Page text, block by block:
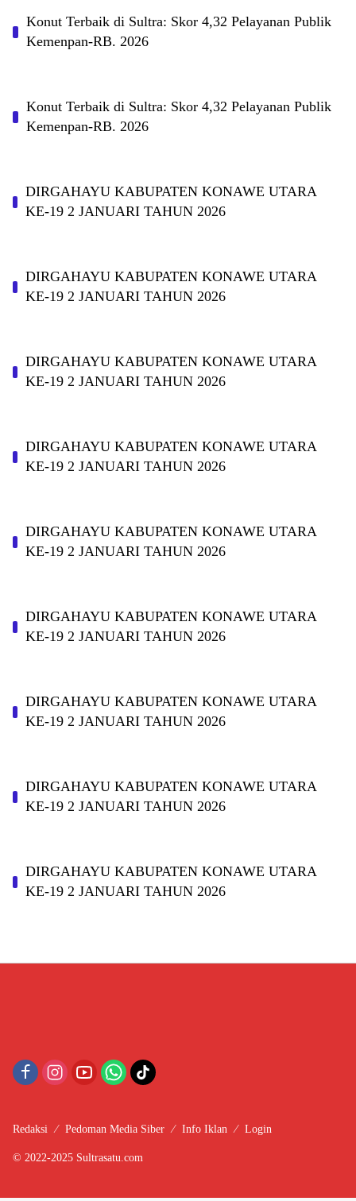
Konut Terbaik di Sultra: Skor 4,32 Pelayanan Publik
Kemenpan-RB. 2026
Konut Terbaik di Sultra: Skor 4,32 Pelayanan Publik
Kemenpan-RB. 2026
DIRGAHAYU KABUPATEN KONAWE UTARA
KE-19 2 JANUARI TAHUN 2026
DIRGAHAYU KABUPATEN KONAWE UTARA
KE-19 2 JANUARI TAHUN 2026
DIRGAHAYU KABUPATEN KONAWE UTARA
KE-19 2 JANUARI TAHUN 2026
DIRGAHAYU KABUPATEN KONAWE UTARA
KE-19 2 JANUARI TAHUN 2026
DIRGAHAYU KABUPATEN KONAWE UTARA
KE-19 2 JANUARI TAHUN 2026
DIRGAHAYU KABUPATEN KONAWE UTARA
KE-19 2 JANUARI TAHUN 2026
DIRGAHAYU KABUPATEN KONAWE UTARA
KE-19 2 JANUARI TAHUN 2026
DIRGAHAYU KABUPATEN KONAWE UTARA
KE-19 2 JANUARI TAHUN 2026
DIRGAHAYU KABUPATEN KONAWE UTARA
KE-19 2 JANUARI TAHUN 2026
Redaksi Pedoman Media Siber Info Iklan Login
© 2022-2025 Sultrasatu.com